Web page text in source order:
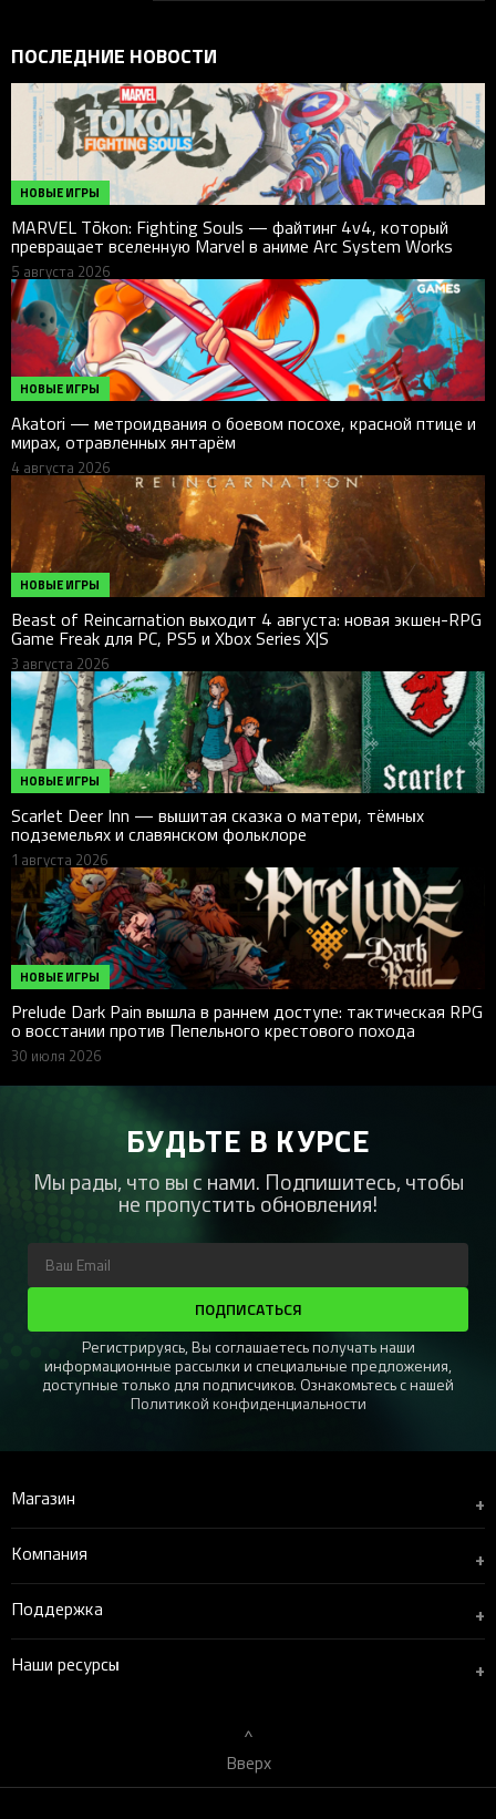
ПОСЛЕДНИЕ НОВОСТИ
НОВЫЕ ИГРЫ
MARVEL Tōkon: Fighting Souls — файтинг 4v4, который
превращает вселенную Marvel в аниме Arc System Works
5 августа 2026
НОВЫЕ ИГРЫ
Akatori — метроидвания о боевом посохе, красной птице и
мирах, отравленных янтарём
4 августа 2026
НОВЫЕ ИГРЫ
Beast of Reincarnation выходит 4 августа: новая экшен-RPG
Game Freak для PC, PS5 и Xbox Series X|S
3 августа 2026
НОВЫЕ ИГРЫ
Scarlet Deer Inn — вышитая сказка о матери, тёмных
подземельях и славянском фольклоре
1 августа 2026
НОВЫЕ ИГРЫ
Prelude Dark Pain вышла в раннем доступе: тактическая RPG
о восстании против Пепельного крестового похода
30 июля 2026
БУДЬТЕ В КУРСЕ
Мы рады, что вы с нами. Подпишитесь, чтобы
не пропустить обновления!
ПОДПИСАТЬСЯ
Регистрируясь, Вы соглашаетесь получать наши
информационные рассылки и специальные предложения,
доступные только для подписчиков. Ознакомьтесь с нашей
Политикой конфиденциальности
Магазин +
Компания +
Поддержка +
Наши ресурсы +
Вверх